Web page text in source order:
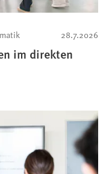
28.7.2026
im direkten